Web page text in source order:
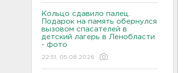
Кольцо сдавило палец.
Подарок на память обернулся
вызовом спасателей в
детский лагерь в Ленобласти
- фото
22:51, 05.08.2026